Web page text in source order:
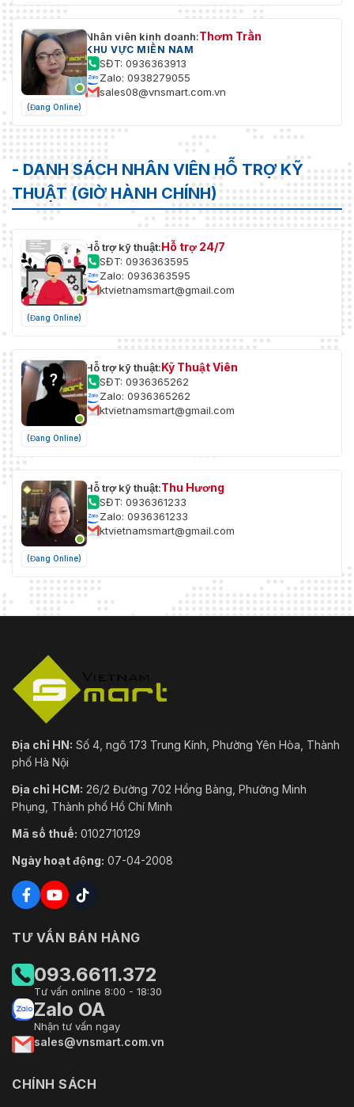
(Đang Online)
Nhân viên kinh doanh:Thơm Trần
KHU VỰC MIỀN NAM
SĐT: 0936363913
Zalo: 0938279055
sales08@vnsmart.com.vn
- DANH SÁCH NHÂN VIÊN HỖ TRỢ KỸ
THUẬT (GIỜ HÀNH CHÍNH)
(Đang Online)
Hỗ trợ kỹ thuật:Hỗ trợ 24/7
SĐT: 0936363595
Zalo: 0936363595
ktvietnamsmart@gmail.com
(Đang Online)
Hỗ trợ kỹ thuật:Kỹ Thuật Viên
SĐT: 0936365262
Zalo: 0936365262
ktvietnamsmart@gmail.com
(Đang Online)
Hỗ trợ kỹ thuật:Thu Hương
SĐT: 0936361233
Zalo: 0936361233
ktvietnamsmart@gmail.com
Địa chỉ HN: Số 4, ngõ 173 Trung Kính, Phường Yên Hòa, Thành
phố Hà Nội
Địa chỉ HCM: 26/2 Đường 702 Hồng Bàng, Phường Minh
Phụng, Thành phố Hồ Chí Minh
Mã số thuế: 0102710129
Ngày hoạt động: 07-04-2008
TƯ VẤN BÁN HÀNG
093.6611.372
Tư vấn online 8:00 - 18:30
Zalo OA
Nhận tư vấn ngay
sales@vnsmart.com.vn
CHÍNH SÁCH